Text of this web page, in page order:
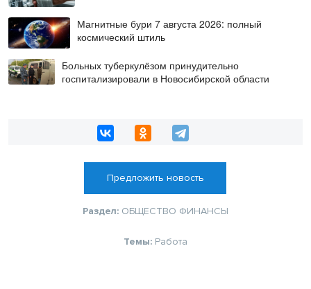
Магнитные бури 7 августа 2026: полный
космический штиль
Больных туберкулёзом принудительно
госпитализировали в Новосибирской области
Предложить новость
Раздел: ОБЩЕСТВО ФИНАНСЫ
Темы: Работа